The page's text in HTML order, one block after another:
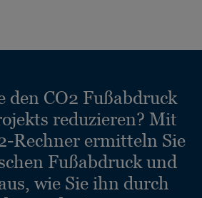
den CO2 Fußabdruck
reduzieren? Mit
Rechner ermitteln Sie
Fußabdruck und
wie Sie ihn durch